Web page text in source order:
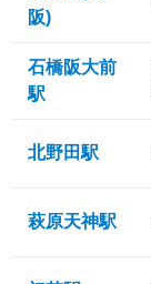
阪)
石橋阪大前
駅
北野田駅
萩原天神駅